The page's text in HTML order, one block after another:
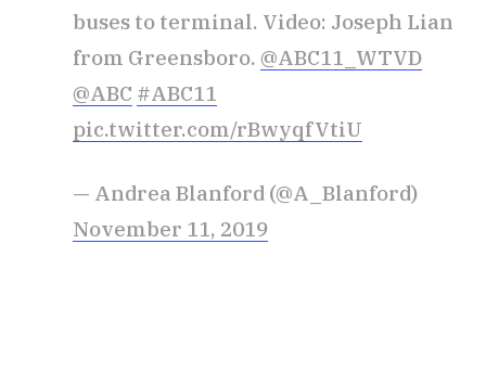
buses to terminal. Video: Joseph Lian
from Greensboro. @ABC11_WTVD
@ABC #ABC11
pic.twitter.com/rBwyqfVtiU
— Andrea Blanford (@A_Blanford)
November 11, 2019